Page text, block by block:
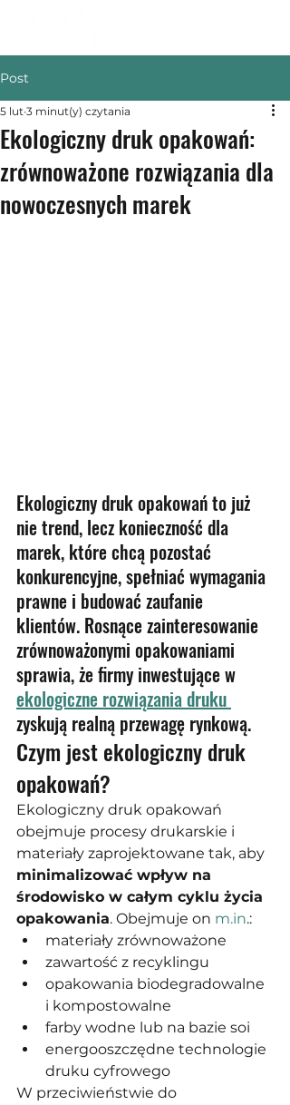
Post
Ekologiczny druk opakowań:
zrównoważone rozwiązania dla
nowoczesnych marek
5 lut 3 minut(y) czytania
Ekologiczny druk opakowań to już
nie trend, lecz konieczność dla
marek, które chcą pozostać
konkurencyjne, spełniać wymagania
prawne i budować zaufanie
klientów. Rosnące zainteresowanie
zrównoważonymi opakowaniami
sprawia, że firmy inwestujące w
ekologiczne rozwiązania druku
zyskują realną przewagę rynkową.
Czym jest ekologiczny druk
opakowań?
Ekologiczny druk opakowań
obejmuje procesy drukarskie i
materiały zaprojektowane tak, aby
minimalizować wpływ na
środowisko w całym cyklu życia
opakowania. Obejmuje on m.in.:
materiały zrównoważone
zawartość z recyklingu
opakowania biodegradowalne
i kompostowalne
farby wodne lub na bazie soi
energooszczędne technologie
druku cyfrowego
W przeciwieństwie do